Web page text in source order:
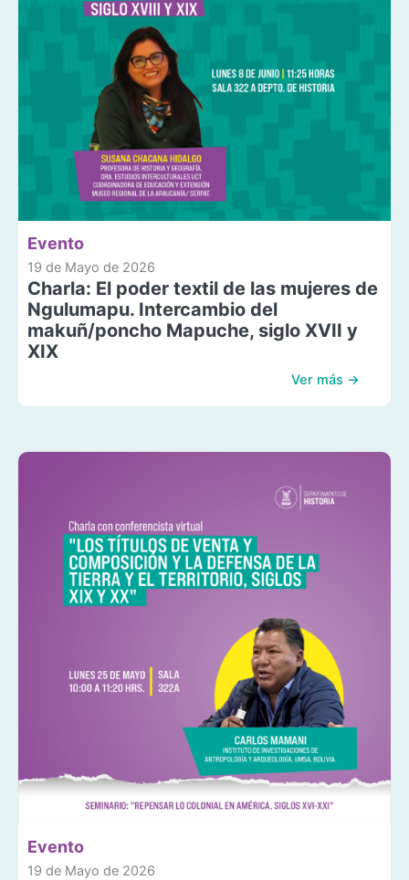
Evento
19 de Mayo de 2026
Charla: El poder textil de las mujeres de
Ngulumapu. Intercambio del
makuñ/poncho Mapuche, siglo XVII y
XIX
Ver más →
Evento
19 de Mayo de 2026